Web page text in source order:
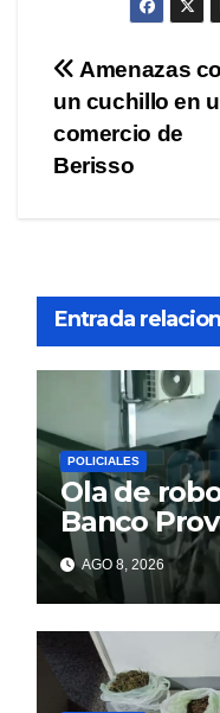
de
entradas
Amenazas
un cuchillo en
comercio de
Berisso
Entrada
POLICIALES
Ola de
Banco
paredes en
responde
AGO 8, 2026